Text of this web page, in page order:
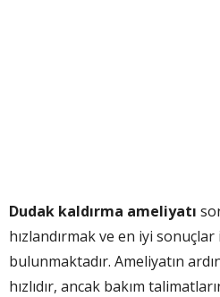
Dudak kaldırma ameliyatı
hızlandırmak ve en iyi
bulunmaktadır. Ameliyatın
hızlıdır, ancak bakım